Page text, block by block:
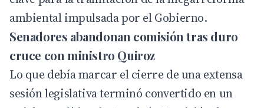
ambiental impulsada por elGobierno.
Senadores abandonan comisión tras duro
cruce con ministro Quiroz
Lo que debía marcar el cierre de una extensa
sesión legislativa terminó convertido en un